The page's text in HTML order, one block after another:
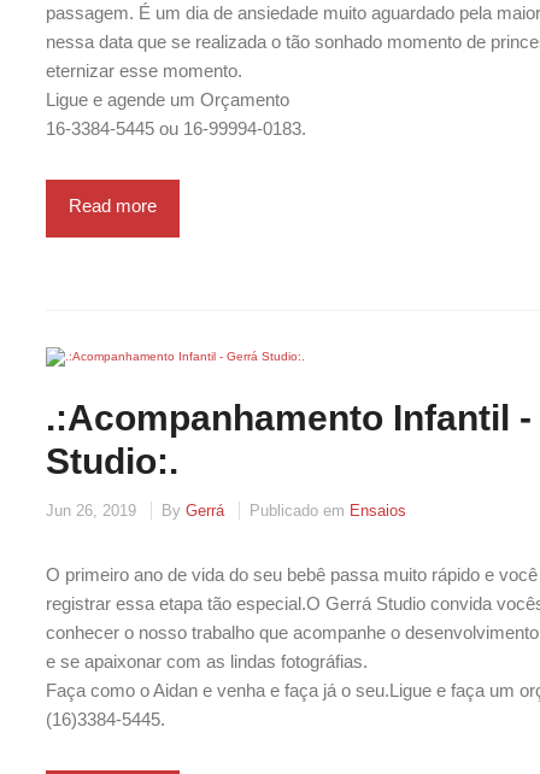
passagem. É um dia de ansiedade muito aguardado pela
nessa data que se realizada o tão sonhado momento de
eternizar esse momento.
Ligue e agende um Orçamento
16-3384-5445 ou 16-99994-0183.
Read more
.:Acompanhamento Infantil -
Studio:.
Jun 26, 2019 By Gerrá Publicado em Ensaios
O primeiro ano de vida do seu bebê passa muito rápido e
registrar essa etapa tão especial.O Gerrá Studio convida
conhecer o nosso trabalho que acompanhe o
e se apaixonar com as lindas fotográfias.
Faça como o Aidan e venha e faça já o seu.Ligue e faça um
(16)3384-5445.